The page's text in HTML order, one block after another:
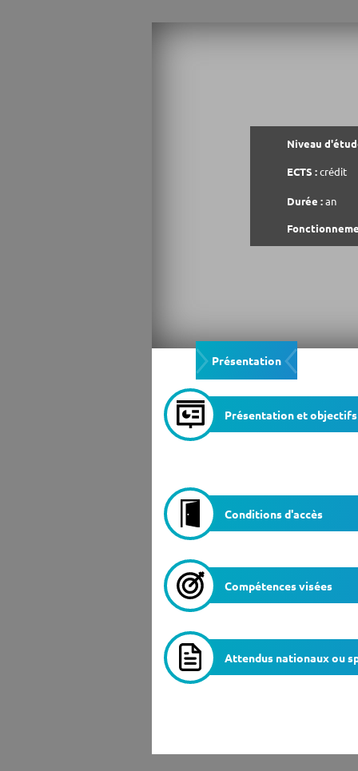
Niveau
ECTS :crédit
Durée :an
Présentation
Présentation et objectifs
Conditions d'accès
Compétences visées
Attendus nationaux ou